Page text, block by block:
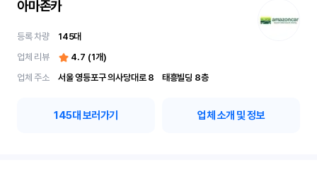
아마존카
등록 차량 145대
업체 리뷰
4.7 (1개)
업체 주소
서울 영등포구 의사당대로 8	 태흥빌딩 8층
145대 보러가기 업체 소개 및 정보